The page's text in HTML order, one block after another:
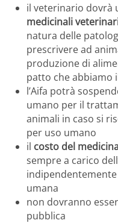
il veterinario dovrà
medicinali
natura delle
prescrivere ad
produzione di
patto che abbiamo
l’Aifa potrà
umano per il
animali in caso si
per uso umano
il costo del
sempre a carico
umana
non dovranno
pubblica